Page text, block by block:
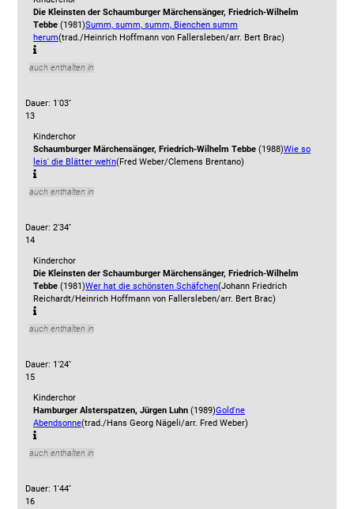
Die Kleinsten der Schaumburger Märchensänger, Friedrich-Wilhelm
Tebbe (1981)Summ, summ, summ, Bienchen summ
herum(trad./Heinrich Hoffmann von Fallersleben/arr. Bert Brac)
auch enthalten in
Dauer: 1'03''
13
Kinderchor
Schaumburger Märchensänger, Friedrich-Wilhelm Tebbe (1988)Wie so
leis' die Blätter weh'n(Fred Weber/Clemens Brentano)
auch enthalten in
Dauer: 2'34''
14
Kinderchor
Die Kleinsten der Schaumburger Märchensänger, Friedrich-Wilhelm
Tebbe (1981)Wer hat die schönsten Schäfchen(Johann Friedrich
Reichardt/Heinrich Hoffmann von Fallersleben/arr. Bert Brac)
auch enthalten in
Dauer: 1'24''
15
Kinderchor
Hamburger Alsterspatzen, Jürgen Luhn (1989)Gold'ne
Abendsonne(trad./Hans Georg Nägeli/arr. Fred Weber)
auch enthalten in
Dauer: 1'44''
16